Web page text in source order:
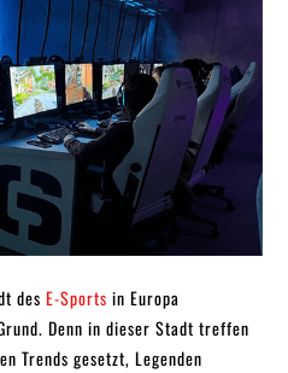
des E-Sports in Europa
Denn in dieser Stadt treffen
Trends gesetzt, Legenden